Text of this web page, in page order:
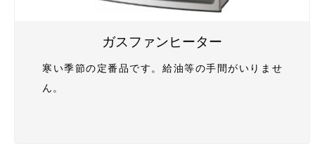
ガスファンヒーター
寒い季節の定番品です。給油等の手間がいりませ
ん。